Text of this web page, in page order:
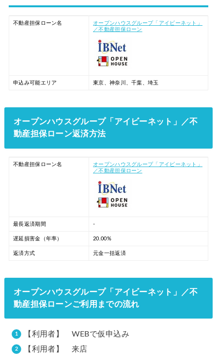
不動産担保ローン名
オープンハウスグループ「アイビーネット」
／不動産担保ローン
申込み可能エリア 東京、神奈川、千葉、埼玉
オープンハウスグループ「アイビーネット」／不
動産担保ローン返済方法
不動産担保ローン名
オープンハウスグループ「アイビーネット」
／不動産担保ローン
最長返済期間 -
遅延損害金（年率） 20.00%
返済方式 元金一括返済
オープンハウスグループ「アイビーネット」／不
動産担保ローンご利用までの流れ
【利用者】 WEBで仮申込み
【利用者】 来店